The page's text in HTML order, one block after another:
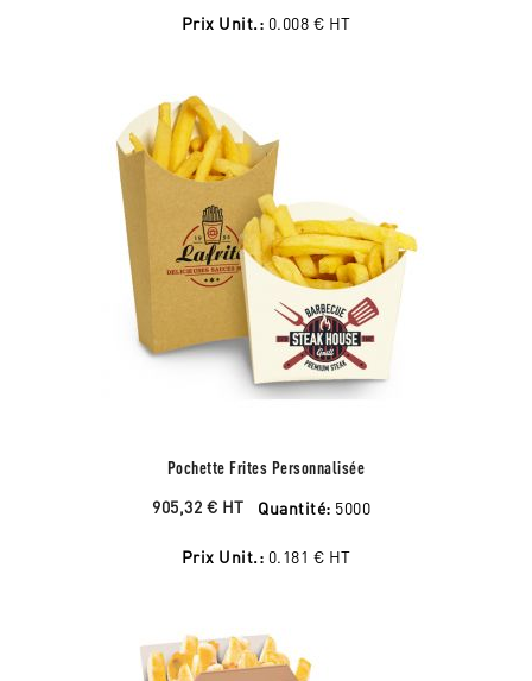
Prix Unit.: 0.008 € HT
Pochette Frites Personnalisée
905,32 € HT Quantité: 5000
Prix Unit.: 0.181 € HT